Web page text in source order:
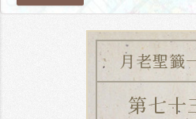
月老聖籤
第七十